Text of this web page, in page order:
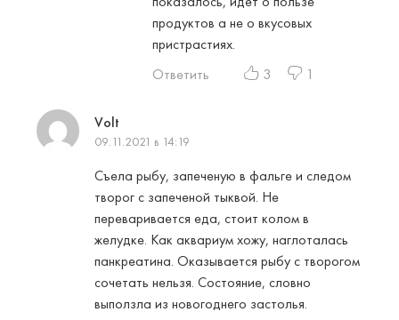
продуктов а не о вкусовых
пристрастиях.
Ответить
3 1
Volt
09.11.2021 в 14:19
Съела рыбу, запеченую в фальге и следом
творог с запеченой тыквой. Не
переваривается еда, стоит колом в
желудке. Как аквариум хожу, наглоталась
панкреатина. Оказывается рыбу с творогом
сочетать нельзя. Состояние, словно
выползла из новогоднего застолья.